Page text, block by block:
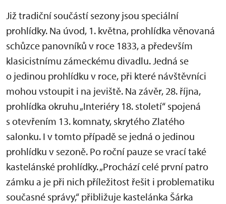
Již tradiční součástí sezony jsou speciální
prohlídky. Na úvod, 1. května, prohlídka věnovaná
schůzce panovníků v roce 1833, a především
klasicistnímu zámeckému divadlu. Jedná se
o jedinou prohlídku v roce, při které návštěvníci
mohou vstoupit i na jeviště. Na závěr, 28. října,
prohlídka okruhu „Interiéry 18. století“ spojená
s otevřením 13. komnaty, skrytého Zlatého
salonku. I v tomto případě se jedná o jedinou
prohlídku v sezoně. Po roční pauze se vrací také
kastelánské prohlídky. „Prochází celé první patro
zámku a je při nich příležitost řešit i problematiku
současné správy,“ přibližuje kastelánka Šárka